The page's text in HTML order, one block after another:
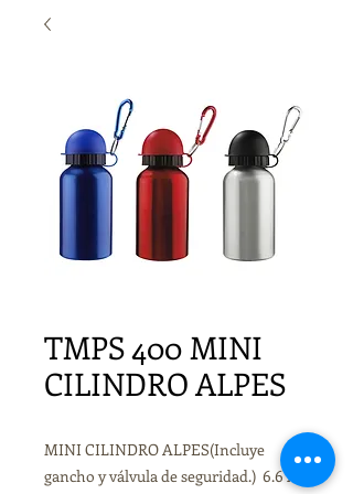
TMPS 400 MINI
CILINDRO ALPES
MINI CILINDRO ALPES(Incluye
gancho y válvula de seguridad.) 6.6 x